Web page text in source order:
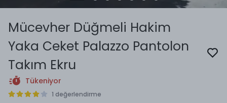
Mücevher Düğmeli Hakim
Yaka Ceket Palazzo Pantolon
Takım Ekru
Tükeniyor
1 değerlendirme